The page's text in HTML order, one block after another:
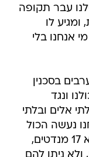
עבר תקופה
לו
אנחנו בלי
בסכנין
ונגד
אלים ובלתי
נעשה הכול
כדי שהמשותפת תקום ותתחזק. נביא 17 מנדטים,
ניתן להם